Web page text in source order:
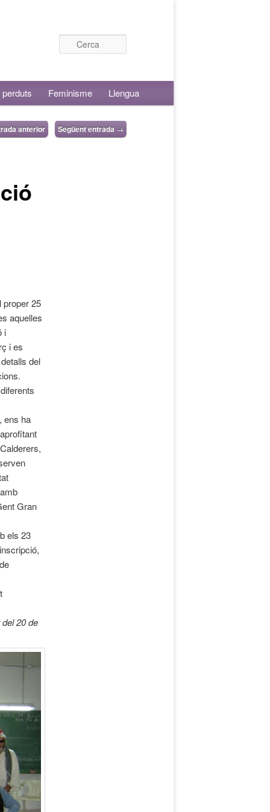
Feminisme Llengua
anterior Següent entrada →
proper 25
aquelles
i
i es
del
ens ha
Gran
els 23
20 de